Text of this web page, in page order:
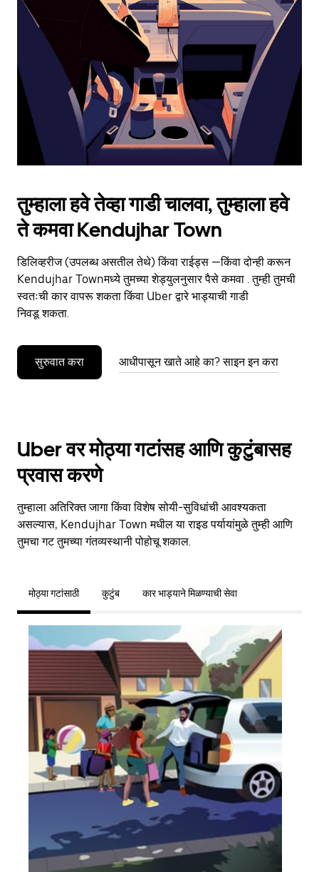
the
escape
button
the
calendar.
तुम्हाला हवे तेव्हा गाडी चालवा, तुम्हाला हवे
ते कमवा Kendujhar Town
डिलिव्हरीज (उपलब्ध असतील तेथे) किंवा राईड्स —किंवा दोन्ही करून
Kendujhar Townमध्ये तुमच्या शेड्युलनुसार पैसे कमवा . तुम्ही तुमची
स्वतःची कार वापरू शकता किंवा Uber द्वारे भाड्याची गाडी
निवडू शकता.
सुरुवात करा आधीपासून खाते आहे का? साइन इन करा
Uber वर मोठ्या गटांसह आणि कुटुंबासह
प्रवास करणे
तुम्हाला अतिरिक्त जागा किंवा विशेष सोयी-सुविधांची आवश्यकता
असल्यास, Kendujhar Town मधील या राइड पर्यायांमुळे तुम्ही आणि
तुमचा गट तुमच्या गंतव्यस्थानी पोहोचू शकाल.
मोठ्या गटांसाठी कुटुंब कार भाड्याने मिळण्याची सेवा